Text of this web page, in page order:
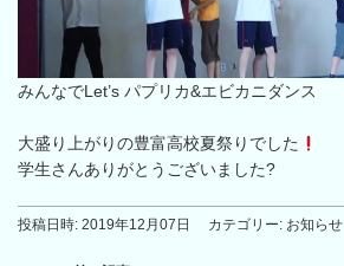
みんなでLet’s パプリカ&エビカニダンス
大盛り上がりの豊富高校夏祭りでした
学生さんありがとうございました?
投稿日時: 2019年12月07日 カテゴリー: お知らせ